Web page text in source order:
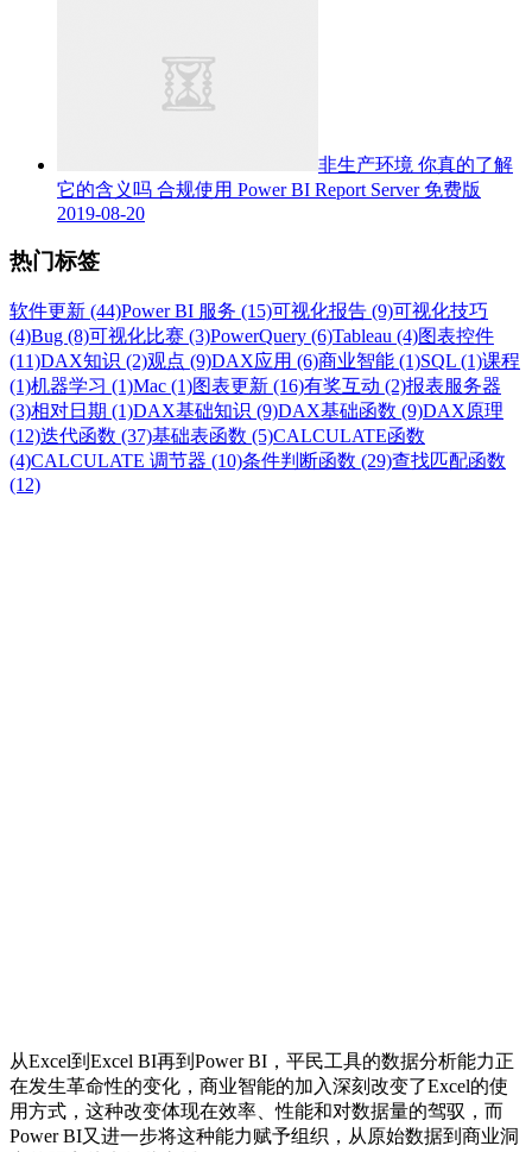
非生产环境 你真的了解
它的含义吗 合规使用 Power BI Report Server 免费版
2019-08-20
热门标签
软件更新 (44)Power BI 服务 (15)可视化报告 (9)可视化技巧
(4)Bug (8)可视化比赛 (3)PowerQuery (6)Tableau (4)图表控件
(11)DAX知识 (2)观点 (9)DAX应用 (6)商业智能 (1)SQL (1)课程
(1)机器学习 (1)Mac (1)图表更新 (16)有奖互动 (2)报表服务器
(3)相对日期 (1)DAX基础知识 (9)DAX基础函数 (9)DAX原理
(12)迭代函数 (37)基础表函数 (5)CALCULATE函数
(4)CALCULATE 调节器 (10)条件判断函数 (29)查找匹配函数
(12)
从Excel到Excel BI再到Power BI，平民工具的数据分析能力正
在发生革命性的变化，商业智能的加入深刻改变了Excel的使
用方式，这种改变体现在效率、性能和对数据量的驾驭，而
Power BI又进一步将这种能力赋予组织，从原始数据到商业洞